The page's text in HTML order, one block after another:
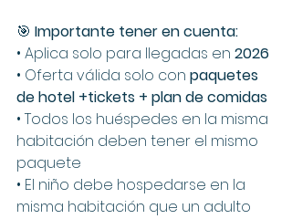
🎯 Importante tener en cuenta:
• Aplica solo para llegadas en 2026
• Oferta válida solo con paquetes
de hotel +tickets + plan de comidas
• Todos los huéspedes en la misma
habitación deben tener el mismo
paquete
• El niño debe hospedarse en la
misma habitación que un adulto